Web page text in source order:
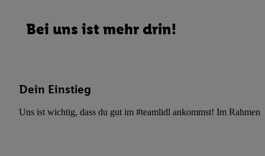
Bei uns ist mehr drin!
Dein Einstieg
Uns ist wichtig, dass du gut im #teamlidl ankommst! Im Rahmen